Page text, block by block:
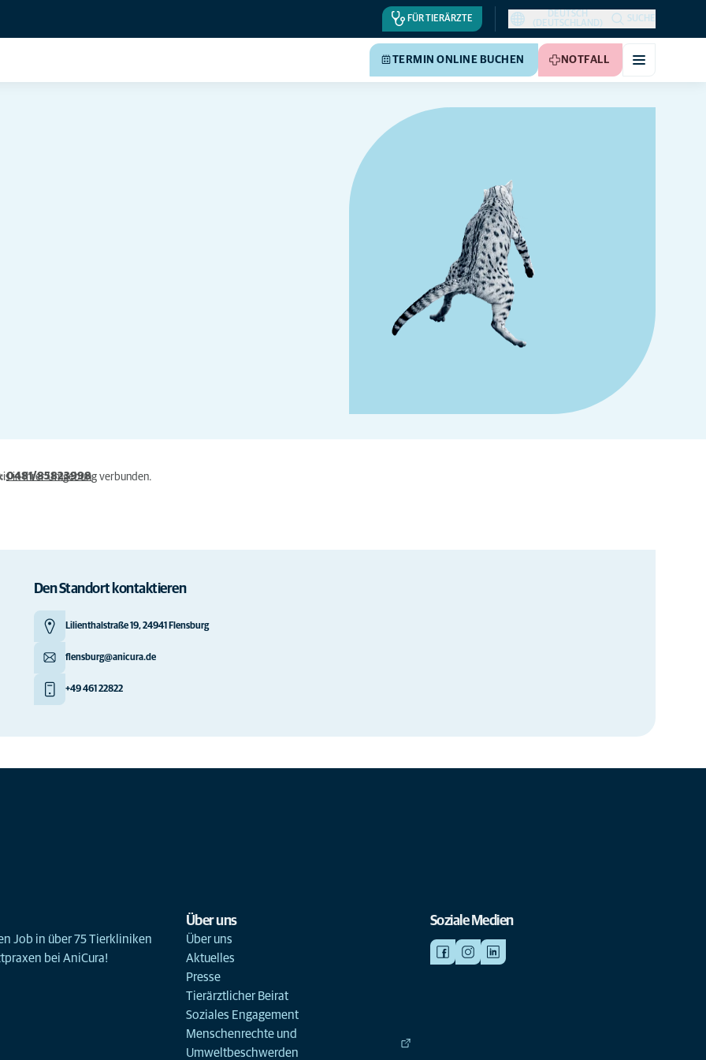
FÜR TIERÄRZTE
DEUTSCH
(DEUTSCHLAND)
SUCHE
TERMIN ONLINE BUCHEN NOTFALL
0481/85823998
in Ihrer Umgebung verbunden.
Den Standort kontaktieren
Lilienthalstraße 19, 24941 Flensburg
flensburg@anicura.de
+49 461 22822
Job in über 75 Tierkliniken
bei AniCura!
Über uns
Über uns
Aktuelles
Presse
Tierärztlicher Beirat
Soziales Engagement
Menschenrechte und
Umweltbeschwerden
Soziale Medien